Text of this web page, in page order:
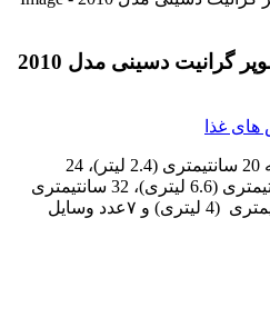
غذا
قابلمه 20 سانتیمتری (2.4 لیتر)، 24
سانتیمتری (4.4 لیتری)، 28 سانتیمتری (6.6 لیتری)، 32 سانتیمتری
(9.6 لیتری), تابه عمیق 28 سانتیمتری (4 لیتری) و ۷عدد وسایل